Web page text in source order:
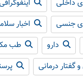
داخلی
جنسی
اخبار
دارو
طب
گفتار درمانی